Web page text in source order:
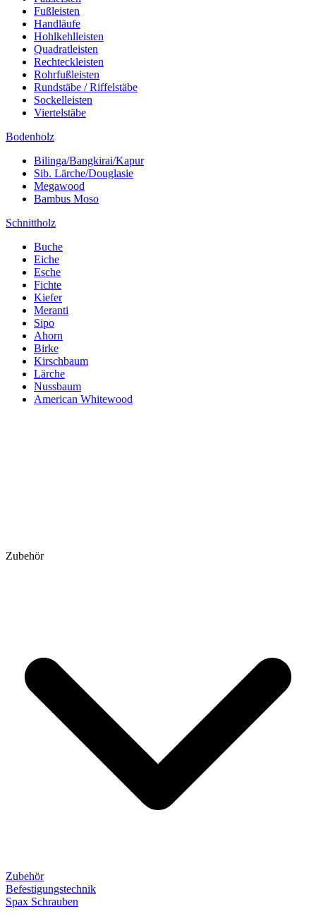
Fußleisten
Handläufe
Hohlkehlleisten
Quadratleisten
Rechteckleisten
Rohrfußleisten
Rundstäbe / Riffelstäbe
Sockelleisten
Viertelstäbe
Bodenholz
Bilinga/Bangkirai/Kapur
Sib. Lärche/Douglasie
Megawood
Bambus Moso
Schnittholz
Buche
Eiche
Esche
Fichte
Kiefer
Meranti
Sipo
Ahorn
Birke
Kirschbaum
Lärche
Nussbaum
American Whitewood
Zubehör
Zubehör
Befestigungstechnik
Spax Schrauben